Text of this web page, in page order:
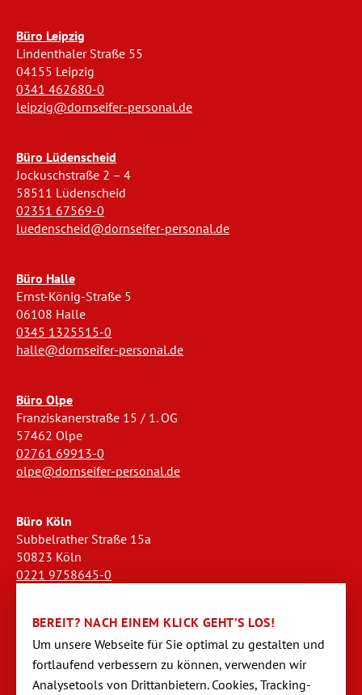
Büro Leipzig
Lindenthaler Straße 55
04155 Leipzig
0341 462680-0
leipzig@dornseifer-personal.de
Büro Lüdenscheid
Jockuschstraße 2 – 4
58511 Lüdenscheid
02351 67569-0
luedenscheid@dornseifer-personal.de
Büro Halle
Ernst-König-Straße 5
06108 Halle
0345 1325515-0
halle@dornseifer-personal.de
Büro Olpe
Franziskanerstraße 15 / 1. OG
57462 Olpe
02761 69913-0
olpe@dornseifer-personal.de
Büro Köln
Subbelrather Straße 15a
50823 Köln
0221 9758645-0
Büro Stendal
Westwall 18
39576 Stendal
BEREIT? NACH EINEM KLICK GEHT’S LOS!
Um unsere Webseite für Sie optimal zu gestalten und
fortlaufend verbessern zu können, verwen­den wir
Analysetools von Dritt­anbietern. Cookies, Tracking-